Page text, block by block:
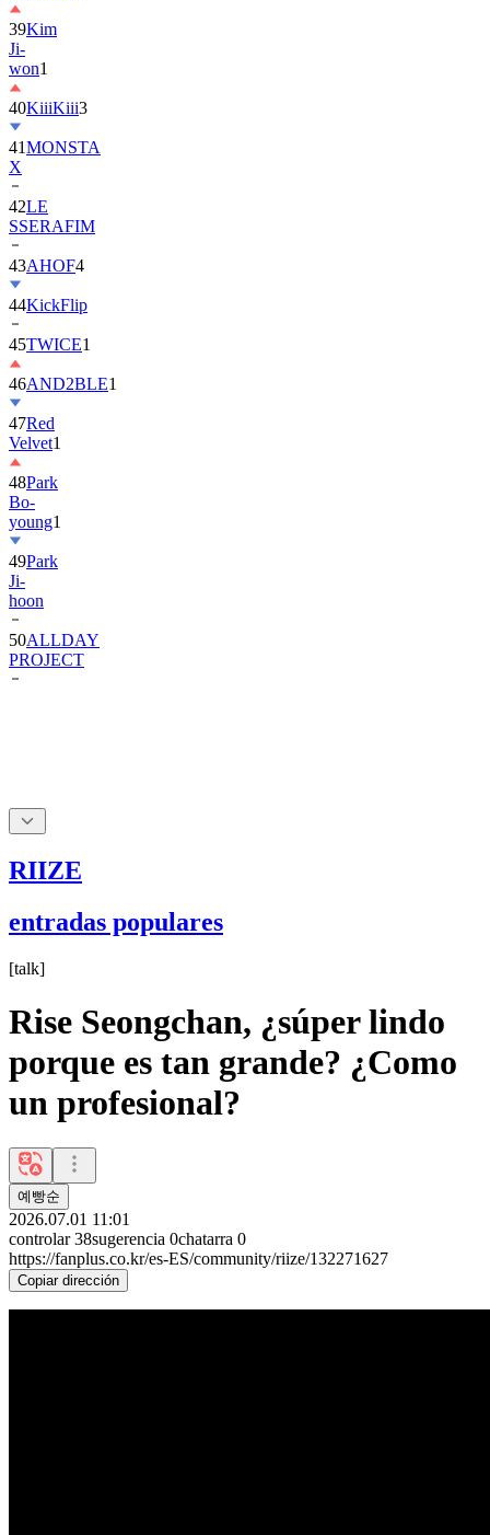
39Kim
Ji-
won1
40KiiiKiii3
41MONSTA
X
42LE
SSERAFIM
43AHOF4
44KickFlip
45TWICE1
46AND2BLE1
47Red
Velvet1
48Park
Bo-
young1
49Park
Ji-
hoon
50ALLDAY
PROJECT
RIIZE
entradas populares
[talk]
Rise Seongchan, ¿súper lindo
porque es tan grande? ¿Como
un profesional?
예빵순
2026.07.01 11:01
controlar 38sugerencia 0chatarra 0
https://fanplus.co.kr/es-ES/community/riize/132271627
Copiar dirección